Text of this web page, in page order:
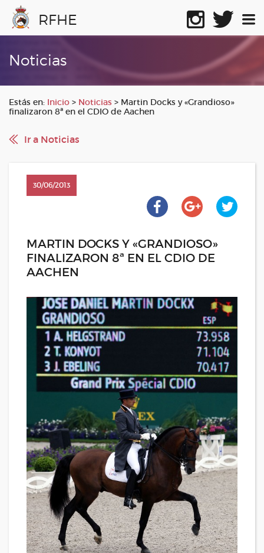
RFHE
Noticias
Estás en: Inicio > Noticias > Martin Docks y «Grandioso»
finalizaron 8ª en el CDIO de Aachen
Ir a Noticias
30/06/2013
MARTIN DOCKS Y «GRANDIOSO»
FINALIZARON 8ª EN EL CDIO DE
AACHEN